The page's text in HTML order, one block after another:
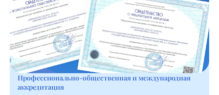
Профессионально-общественная и международная
аккредитация